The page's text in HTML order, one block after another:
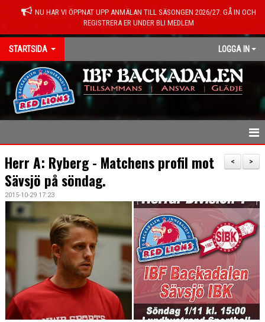
NU HAR VI ÖPPNAT UPP ANMÄLAN TILL SÄSONGEN 2026/27. GÅ IN OCH
REGISTRERA ER UNDER BLI MEDLEM
STARTSIDA LOGGA IN
HEM
NYHETER
KONTAKT
OM FÖRENINGEN
MEDLEMSINFO
KALENDER
MATCHER
>
<
Herr A: Ryberg - Matchens profil mot
Sävsjö på söndag.
2015-10-29 17:23